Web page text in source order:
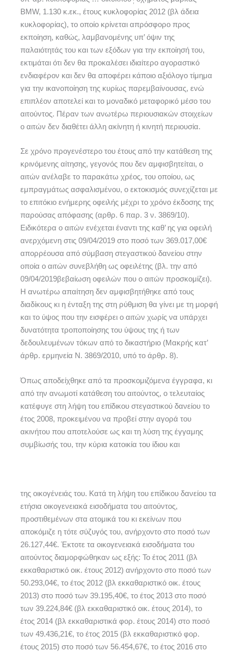
BMW, 1.130 κ.εκ., έτους κυκλοφορίας 2012 (βλ άδεια
κυκλοφορίας), το οποίο κρίνεται απρόσφορο προς
εκποίηση, καθώς, λαμβανομένης υπ’ όψιν της
παλαιότητάς του και των εξόδων για την εκποίησή του,
εκτιμάται ότι δεν θα προκαλέσει ιδιαίτερο αγοραστικό
ενδιαφέρον και δεν θα αποφέρει κάποιο αξιόλογο τίμημα
για την ικανοποίηση της κυρίως παρεμβαίνουσας, ενώ
επιπλέον αποτελεί και το μοναδικό μεταφορικό μέσο του
αιτούντος. Πέραν των ανωτέρω περιουσιακών στοιχείων
ο αιτών δεν διαθέτει άλλη ακίνητη ή κινητή περιουσία.
Σε χρόνο προγενέστερο του έτους από την κατάθεση της
κρινόμενης αίτησης, γεγονός που δεν αμφισβητείται, ο
αιτών ανέλαβε το παρακάτω χρέος, του οποίου, ως
εμπραγμάτως ασφαλισμένου, ο εκτοκισμός συνεχίζεται με
το επιτόκιο ενήμερης οφειλής μέχρι το χρόνο έκδοσης της
παρούσας απόφασης (αρθρ. 6 παρ. 3 ν. 3869/10).
Ειδικότερα ο αιτών ενέχεται έναντι της καθ’ ης για οφειλή
ανερχόμενη στις 09/04/2019 στο ποσό των 369.017,00€
απορρέουσα από σύμβαση στεγαστικού δανείου στην
οποία ο αιτών συνεβλήθη ως οφειλέτης (βλ. την από
09/04/2019βεβαίωση οφειλών που ο αιτών προσκομίζει).
Η ανωτέρω απαίτηση δεν αμφισβητήθηκε από τους
διαδίκους κι η ένταξη της στη ρύθμιση θα γίνει με τη μορφή
και το ύψος που την εισφέρει ο αιτών χωρίς να υπάρχει
δυνατότητα τροποποίησης του ύψους της ή των
δεδουλευμένων τόκων από το δικαστήριο (Μακρής κατ’
άρθρ. ερμηνεία Ν. 3869/2010, υπό το άρθρ. 8).
Όπως αποδείχθηκε από τα προσκομιζόμενα έγγραφα, κι
από την ανωμοτί κατάθεση του αιτούντος, ο τελευταίος
κατέφυγε στη λήψη του επίδικου στεγαστικού δανείου το
έτος 2008, προκειμένου να προβεί στην αγορά του
ακινήτου που αποτελούσε ως και τη λύση της έγγαμης
συμβίωσής του, την κύρια κατοικία του ίδιου και
της οικογένειάς του. Κατά τη λήψη του επίδικου δανείου τα
ετήσια οικογενειακά εισοδήματα του αιτούντος,
προστιθεμένων στα ατομικά του κι εκείνων που
αποκόμιζε η τότε σύζυγός του, ανήρχοντο στο ποσό των
26.127,44€. Έκτοτε τα οικογενειακά εισοδήματα του
αιτούντος διαμορφώθηκαν ως εξής: Το έτος 2011 (βλ
εκκαθαριστικό οικ. έτους 2012) ανήρχοντο στο ποσό των
50.293,04€, το έτος 2012 (βλ εκκαθαριστικό οικ. έτους
2013) στο ποσό των 39.195,40€, το έτος 2013 στο ποσό
των 39.224,84€ (βλ εκκαθαριστικό οικ. έτους 2014), το
έτος 2014 (βλ εκκαθαριστικά φορ. έτους 2014) στο ποσό
των 49.436,21€, το έτος 2015 (βλ εκκαθαριστικό φορ.
έτους 2015) στο ποσό των 56.454,67€, το έτος 2016 στο